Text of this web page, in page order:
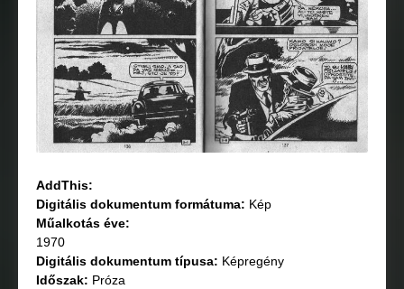
AddThis:
Digitális dokumentum formátuma: Kép
Műalkotás éve:
1970
Digitális dokumentum típusa: Képregény
Időszak: Próza